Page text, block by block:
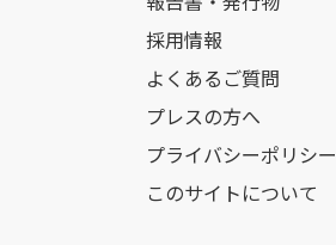
採用情報
よくあるご質問
プレスの方へ
プライバシーポリシー
このサイトについて